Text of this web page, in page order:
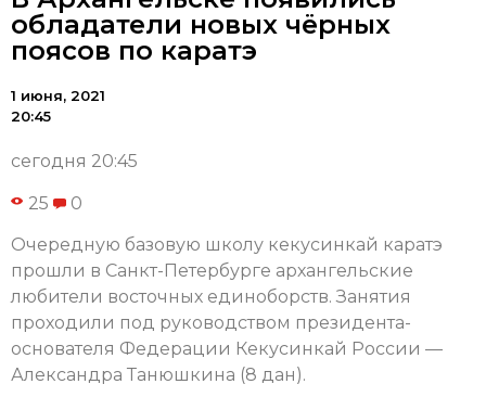
обладатели новых чёрных
поясов по каратэ
1 июня, 2021
20:45
сегодня 20:45
25 0
Очередную базовую школу кекусинкай каратэ
прошли в Санкт-Петербурге архангельские
любители восточных единоборств. Занятия
проходили под руководством президента-
основателя Федерации Кекусинкай России —
Александра Танюшкина (8 дан).